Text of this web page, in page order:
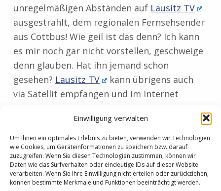
Einwilligung verwalten
Um Ihnen ein optimales Erlebnis zu bieten, verwenden wir Technologien
wie Cookies, um Geräteinformationen zu speichern bzw. darauf
zuzugreifen. Wenn Sie diesen Technologien zustimmen, können wir
Daten wie das Surfverhalten oder eindeutige IDs auf dieser Website
verarbeiten. Wenn Sie Ihre Einwilligung nicht erteilen oder zurückziehen,
können bestimmte Merkmale und Funktionen beeinträchtigt werden.
unregelmäßigen Abständen auf Lausitz TV
ausgestrahlt, dem regionalen Fernsehsender
aus Cottbus! Wie geil ist das denn? Ich kann
es mir noch gar nicht vorstellen, geschweige
denn glauben. Hat ihn jemand schon
gesehen? Lausitz TV
kann übrigens auch
via Satellit empfangen und im Internet
www.lausitz-tv.de
. An dieser Stelle
auch ein ganz großes Dankeschön an den
Fernsehsender!
Zurück zur Hauptnavigation springen
Beitragsnavigation
VORHERIGER BEITRAG